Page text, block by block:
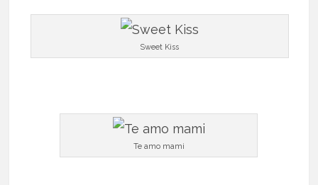
Sweet Kiss
Te amo mami